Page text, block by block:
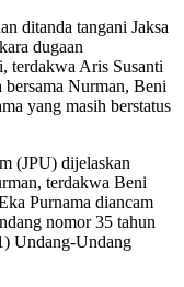
ditanda tangani Jaksa
dugaan
terdakwa Aris Susanti
Nurman, Beni
yang masih berstatus
(JPU) dijelaskan
terdakwa Beni
Purnama diancam
nomor 35 tahun
Undang-Undang